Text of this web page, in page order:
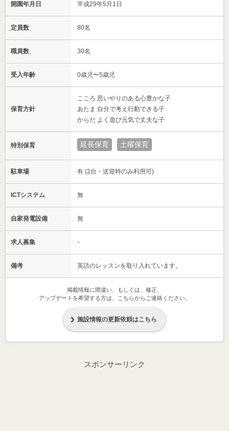
開園年月日 平成29年5月1日
定員数 80名
職員数 30名
受入年齢 0歳児〜5歳児
保育方針
こころ 思いやりのある心豊かな子
あたま 自分で考え行動できる子
からだ よく遊び元気で丈夫な子
特別保育 延長保育 土曜保育
駐車場 有 (2台・送迎時のみ利用可)
ICTシステム 無
自家発電設備 無
求人募集 -
備考 英語のレッスンを取り入れています。
掲載情報に間違い、もしくは、修正、
アップデートを希望する方は、こちらからご連絡ください。
施設情報の更新依頼はこちら
スポンサーリンク